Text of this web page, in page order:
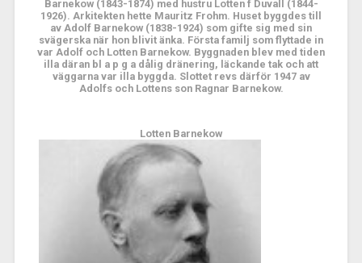
Barnekow (1843-1874) med hustru Lotten f Duvall (1844-
1926). Arkitekten hette Mauritz Frohm. Huset byggdes till
av Adolf Barnekow (1838-1924) som gifte sig med sin
svägerska när hon blivit änka. Första familj som flyttade in
var Adolf och Lotten Barnekow. Byggnaden blev med tiden
illa däran bl a p g a dålig dränering, läckande tak och att
väggarna var illa byggda. Slottet revs därför 1947 av
Adolfs och Lottens son Ragnar Barnekow.
Lotten Barnekow